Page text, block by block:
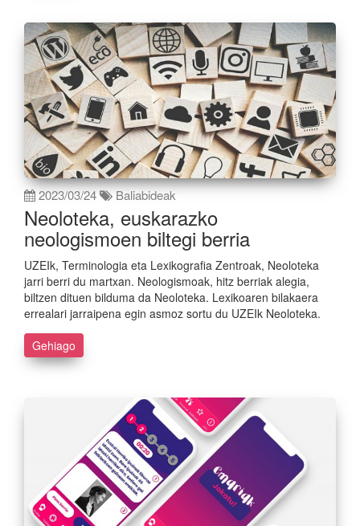
2023/03/24 Baliabideak
Neoloteka, euskarazko
neologismoen biltegi berria
UZEIk, Terminologia eta Lexikografia Zentroak, Neoloteka
jarri berri du martxan. Neologismoak, hitz berriak alegia,
biltzen dituen bilduma da Neoloteka. Lexikoaren bilakaera
errealari jarraipena egin asmoz sortu du UZEIk Neoloteka.
Gehiago